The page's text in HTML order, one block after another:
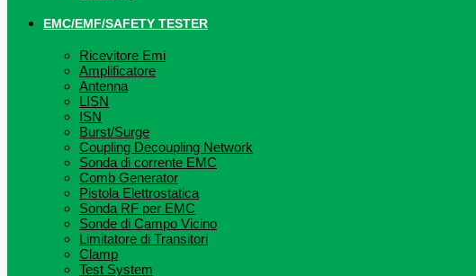
EMC/EMF/SAFETY TESTER
Ricevitore Emi
Amplificatore
Antenna
LISN
ISN
Burst/Surge
Coupling Decoupling Network
Sonda di corrente EMC
Comb Generator
Pistola Elettrostatica
Sonda RF per EMC
Sonde di Campo Vicino
Limitatore di Transitori
Clamp
Test System